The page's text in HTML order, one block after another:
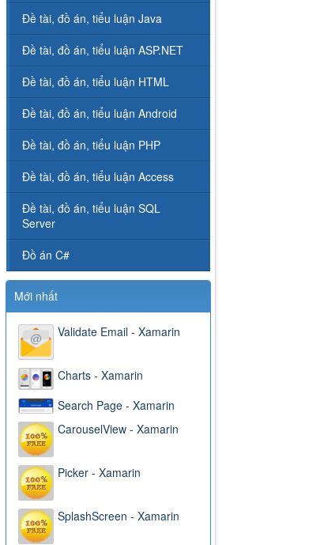
Đề tài, đồ án, tiểu luận Java
Đề tài, đồ án, tiểu luận ASP.NET
Đề tài, đồ án, tiểu luận HTML
Đề tài, đồ án, tiểu luận Android
Đề tài, đồ án, tiểu luận PHP
Đề tài, đồ án, tiểu luận Access
Đề tài, đồ án, tiểu luận SQL
Server
Đồ án C#
Mới nhất
Validate Email - Xamarin
Charts - Xamarin
Search Page - Xamarin
CarouselView - Xamarin
Picker - Xamarin
SplashScreen - Xamarin